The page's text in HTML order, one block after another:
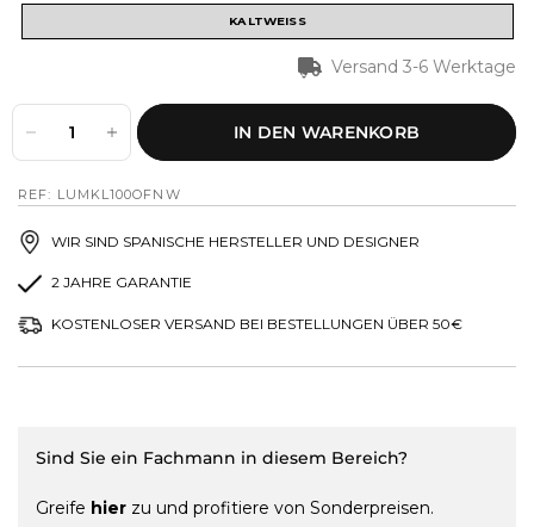
KALTWEISS
Versand 3-6 Werktage
IN DEN WARENKORB
REF: LUMKL100OFNW
WIR SIND SPANISCHE HERSTELLER UND DESIGNER
2 JAHRE GARANTIE
KOSTENLOSER VERSAND BEI BESTELLUNGEN ÜBER 50€
Sind Sie ein Fachmann in diesem Bereich?
Greife hier zu und profitiere von Sonderpreisen.